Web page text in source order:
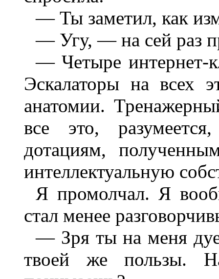
— Ты заметил, как
— Угу, — на сей раз
— Четыре интернет-
Эскалаторы на всех
анатомии.
все это,
дотациям,
интеллектуальную
Я промолчал. Я
стал менее
— Зря ты на меня
твоей же пользы.